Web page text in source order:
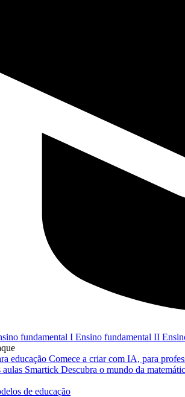
fundamental I Ensino fundamental II
educação Comece a criar com IA, para
aulas Smartick Descubra o mundo da
de educação